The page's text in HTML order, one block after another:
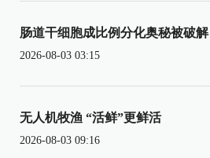
肠道干细胞成比例分化奥秘被破解
2026-08-03 03:15
无人机牧渔 “活鲜”更鲜活
2026-08-03 09:16